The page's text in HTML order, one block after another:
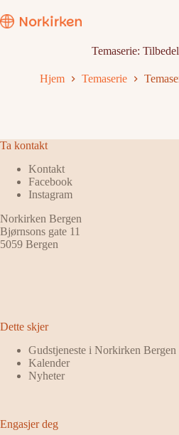
til
innholdet
Temaserie:
Hjem Temaserie
Ta kontakt
Kontakt
Facebook
Instagram
Norkirken Bergen
Bjørnsons gate 11
5059 Bergen
Dette skjer
Gudstjeneste i Norkirken Bergen
Kalender
Nyheter
Engasjer deg